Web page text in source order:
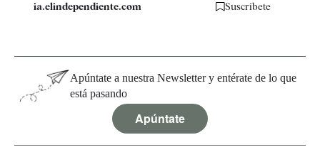
ia.elindependiente.com Suscríbete
Apúntate a nuestra Newsletter y entérate de lo que
está pasando
Apúntate